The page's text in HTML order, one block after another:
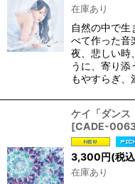
在庫あり
自然の中で生
べて作った音
夜、悲しい時
うに、寄り添
もやすらぎ、
ケイ「ダンス
[CADE-
3,300 円(税
在庫あり